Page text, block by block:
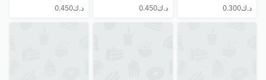
⁦د.ك0.450⁩